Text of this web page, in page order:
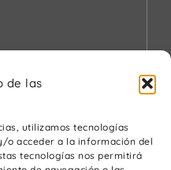
de las
utilizamos tecnologías
o acceder a la información del
tecnologías nos permitirá